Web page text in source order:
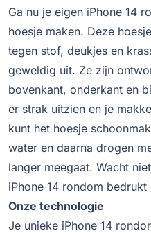
Ga nu je eigen iPhone 14
hoesje maken. Deze
tegen stof, deukjes en
geweldig uit. Ze zijn
bovenkant, onderkant en
er strak uitzien en je
kunt het hoesje
water en daarna drogen
langer meegaat. Wacht
iPhone 14 rondom
Onze technologie
Je unieke iPhone 14